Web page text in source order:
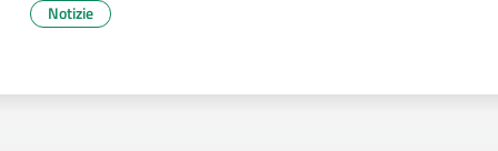
Notizie